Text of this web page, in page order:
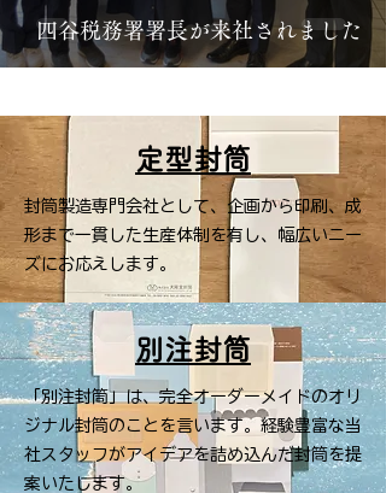
四谷税務署署長が来社されました
定型封筒
封筒製造専門会社として、企画から印刷、成
形まで一貫した生産体制を有し、幅広いニー
ズにお応えします。
​別注封筒
「別注封筒」は、完全オーダーメイドのオリ
ジナル封筒のことを言います。経験豊富な当
社スタッフがアイデアを詰め込んだ封筒を提
案いたします。